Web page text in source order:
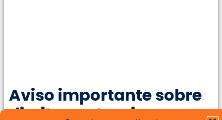
Aviso importante sobre
direitos autorais